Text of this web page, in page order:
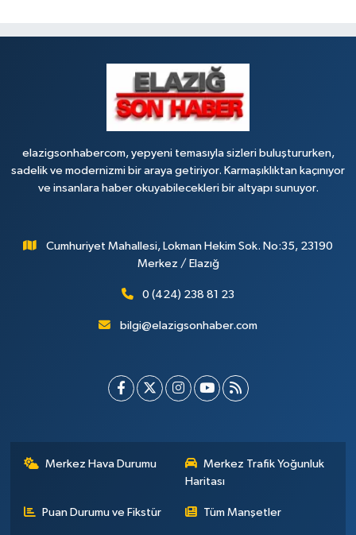
elazigsonhabercom, yepyeni temasıyla sizleri buluştururken,
sadelik ve modernizmi bir araya getiriyor. Karmaşıklıktan kaçınıyor
ve insanlara haber okuyabilecekleri bir altyapı sunuyor.
Cumhuriyet Mahallesi, Lokman Hekim Sok. No:35, 23190
Merkez / Elazığ
0 (424) 238 81 23
bilgi@elazigsonhaber.com
Merkez Hava Durumu
Merkez Trafik Yoğunluk
Haritası
Puan Durumu ve Fikstür Tüm Manşetler